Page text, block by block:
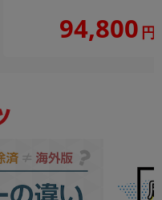
94,800 円